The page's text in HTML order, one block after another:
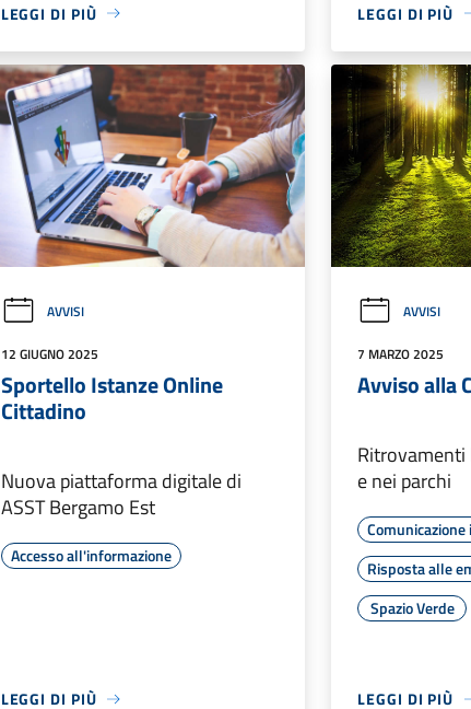
LEGGI DI PIÙ LEGGI DI PIÙ
AVVISI
12 GIUGNO 2025
Sportello Istanze Online
Cittadino
Nuova piattaforma digitale di
ASST Bergamo Est
Accesso all'informazione
LEGGI DI PIÙ
AVVISI
7 MARZO 2025
Avviso alla
e nei parchi
Risposta alle
Spazio Verde
LEGGI DI PIÙ